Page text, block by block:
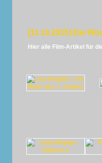
[11.10.2015] Die
Hier alle Film-Artikel für